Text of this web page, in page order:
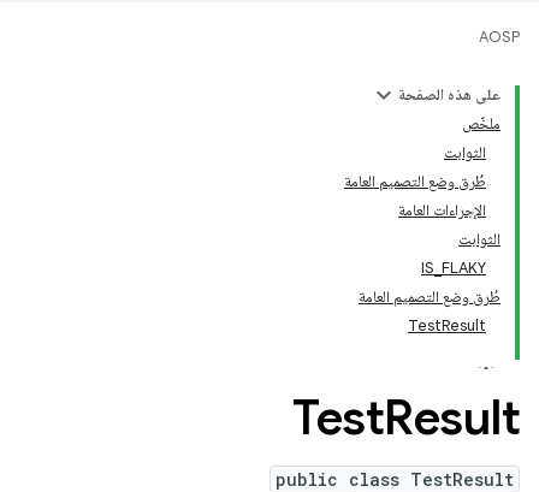
AOSP
على هذه الصفحة
ملخّص
الثوابت
طُرق وضع التصميم العامة
الإجراءات العامة
الثوابت
IS_FLAKY
طُرق وضع التصميم العامة
TestResult
TestResult
public class TestResult